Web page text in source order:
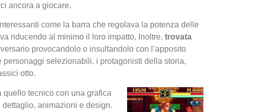
ancora a giocare.
come la barra che regolava la potenza delle
riducendo al minimo il loro impatto, Inoltre, trovata
provocandolo o insultandolo con l’apposito
personaggi selezionabili, i protagonisti della storia,
otto.
quello tecnico con una grafica
animazioni e design.